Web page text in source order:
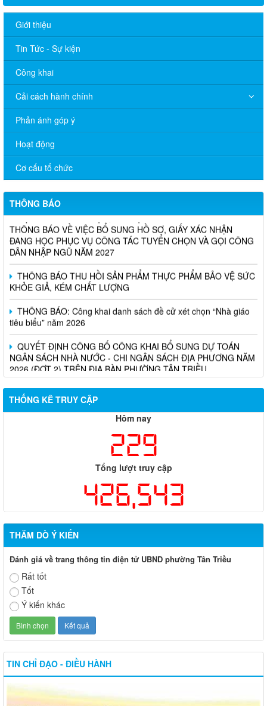
Giới thiệu
Tin Tức - Sự kiện
Công khai
Cải cách hành chính
Phản ánh góp ý
Hoạt động
Cơ cấu tổ chức
THÔNG BÁO
HỘI ĐỒNG NGHĨA VỤ QUÂN SỰ PHƯỜNG TÂN TRIỀU
THÔNG BÁO VỀ VIỆC BỔ SUNG HỒ SƠ, GIẤY XÁC NHẬN
ĐANG HỌC PHỤC VỤ CÔNG TÁC TUYỂN CHỌN VÀ GỌI CÔNG
DÂN NHẬP NGŨ NĂM 2027
THÔNG BÁO THU HỒI SẢN PHẨM THỰC PHẨM BẢO VỆ SỨC
KHỎE GIẢ, KÉM CHẤT LƯỢNG
THÔNG BÁO: Công khai danh sách đề cử xét chọn “Nhà giáo
tiêu biểu” năm 2026
QUYẾT ĐỊNH CÔNG BỐ CÔNG KHAI BỔ SUNG DỰ TOÁN
NGÂN SÁCH NHÀ NƯỚC - CHI NGÂN SÁCH ĐỊA PHƯƠNG NĂM
2026 (ĐỢT 2) TRÊN ĐỊA BÀN PHƯỜNG TÂN TRIỀU
THỐNG KÊ TRUY CẬP
Hôm nay
229
Tổng lượt truy cập
426,543
THĂM DÒ Ý KIẾN
Đánh giá về trang thông tin điện tử UBND phường Tân Triều
Rất tốt
Tốt
Ý kiến khác
TIN CHỈ ĐẠO - ĐIỀU HÀNH